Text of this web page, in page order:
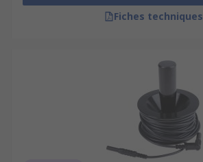
Fiches techniques